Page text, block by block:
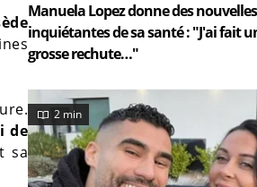
de
sa
Manuela Lopez donne des nouvelles
inquiétantes de sa santé : "J'ai fait
grosse rechute…"
2 min